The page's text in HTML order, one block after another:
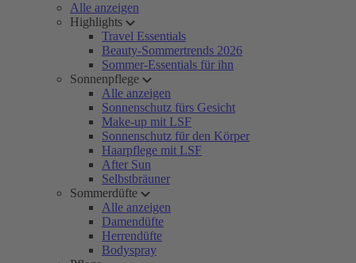
Alle anzeigen
Highlights
Travel Essentials
Beauty-Sommertrends 2026
Sommer-Essentials für ihn
Sonnenpflege
Alle anzeigen
Sonnenschutz fürs Gesicht
Make-up mit LSF
Sonnenschutz für den Körper
Haarpflege mit LSF
After Sun
Selbstbräuner
Sommerdüfte
Alle anzeigen
Damendüfte
Herrendüfte
Bodyspray